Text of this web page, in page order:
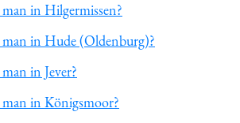
in Hilgermissen?
in Hude (Oldenburg)?
in Jever?
in Königsmoor?